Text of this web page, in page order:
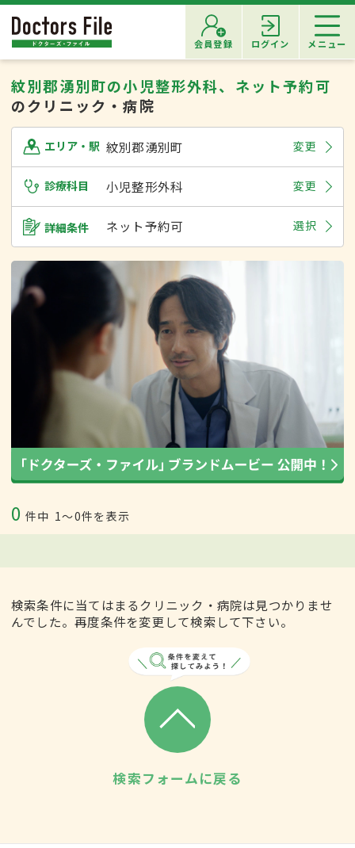
会員登録 ログイン メニュー
紋別郡湧別町の小児整形外科、ネット予約可
のクリニック・病院
エリア・駅 紋別郡湧別町 変更
診療科目 小児整形外科 変更
詳細条件 ネット予約可 選択
0 件中 1〜0件を表示
検索条件に当てはまるクリニック・病院は見つかりませ
んでした。再度条件を変更して検索して下さい。
検索フォームに戻る